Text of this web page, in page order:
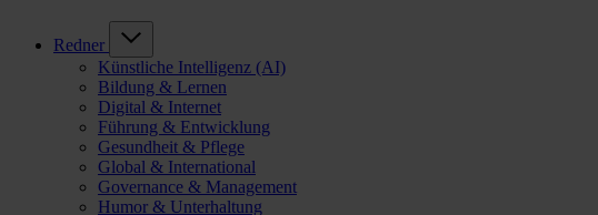
Redner
Künstliche Intelligenz (AI)
Bildung & Lernen
Digital & Internet
Führung & Entwicklung
Gesundheit & Pflege
Global & International
Governance & Management
Humor & Unterhaltung